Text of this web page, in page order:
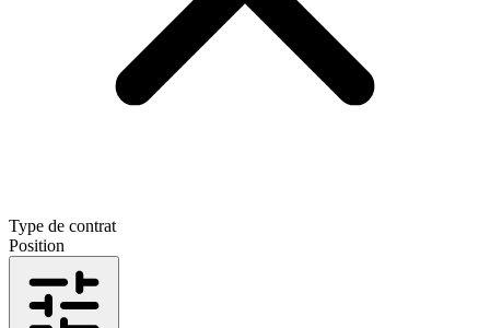
Type de contrat
Position